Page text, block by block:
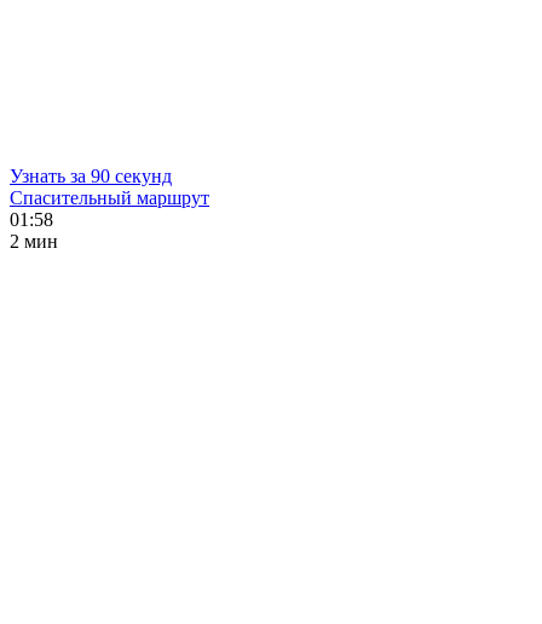
Узнать за 90 секунд
Спасительный маршрут
01:58
2 мин